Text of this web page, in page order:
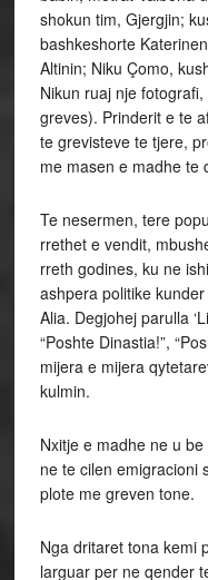
shokun tim, Gjergjin;
bashkeshorte
Altinin; Niku Çomo,
Nikun ruaj nje
greves). Prinderit e te
te grevisteve te tjere,
me masen e madhe te
Te nesermen, tere
rrethet e vendit,
rreth godines, ku ne
ashpera politike
Alia. Degjohej parulla
“Poshte Dinastia!”,
mijera e mijera
kulmin.
Nxitje e madhe ne u
ne te cilen emigracioni
plote me greven tone.
Nga dritaret tona kemi
larguar per ne qender